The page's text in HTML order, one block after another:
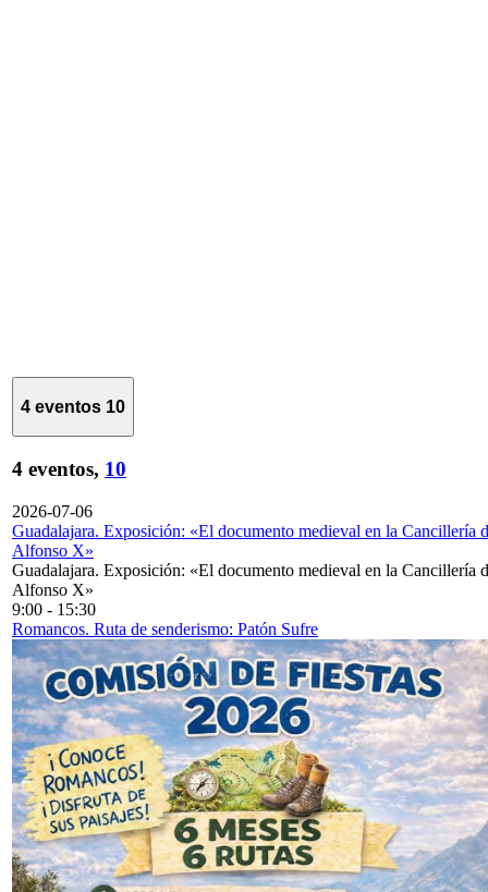
4 eventos 10
4 eventos, 10
2026-07-06
Guadalajara. Exposición: «El documento medieval en la Cancillería
Alfonso X»
Guadalajara. Exposición: «El documento medieval en la Cancillería
Alfonso X»
9:00 - 15:30
Romancos. Ruta de senderismo: Patón Sufre